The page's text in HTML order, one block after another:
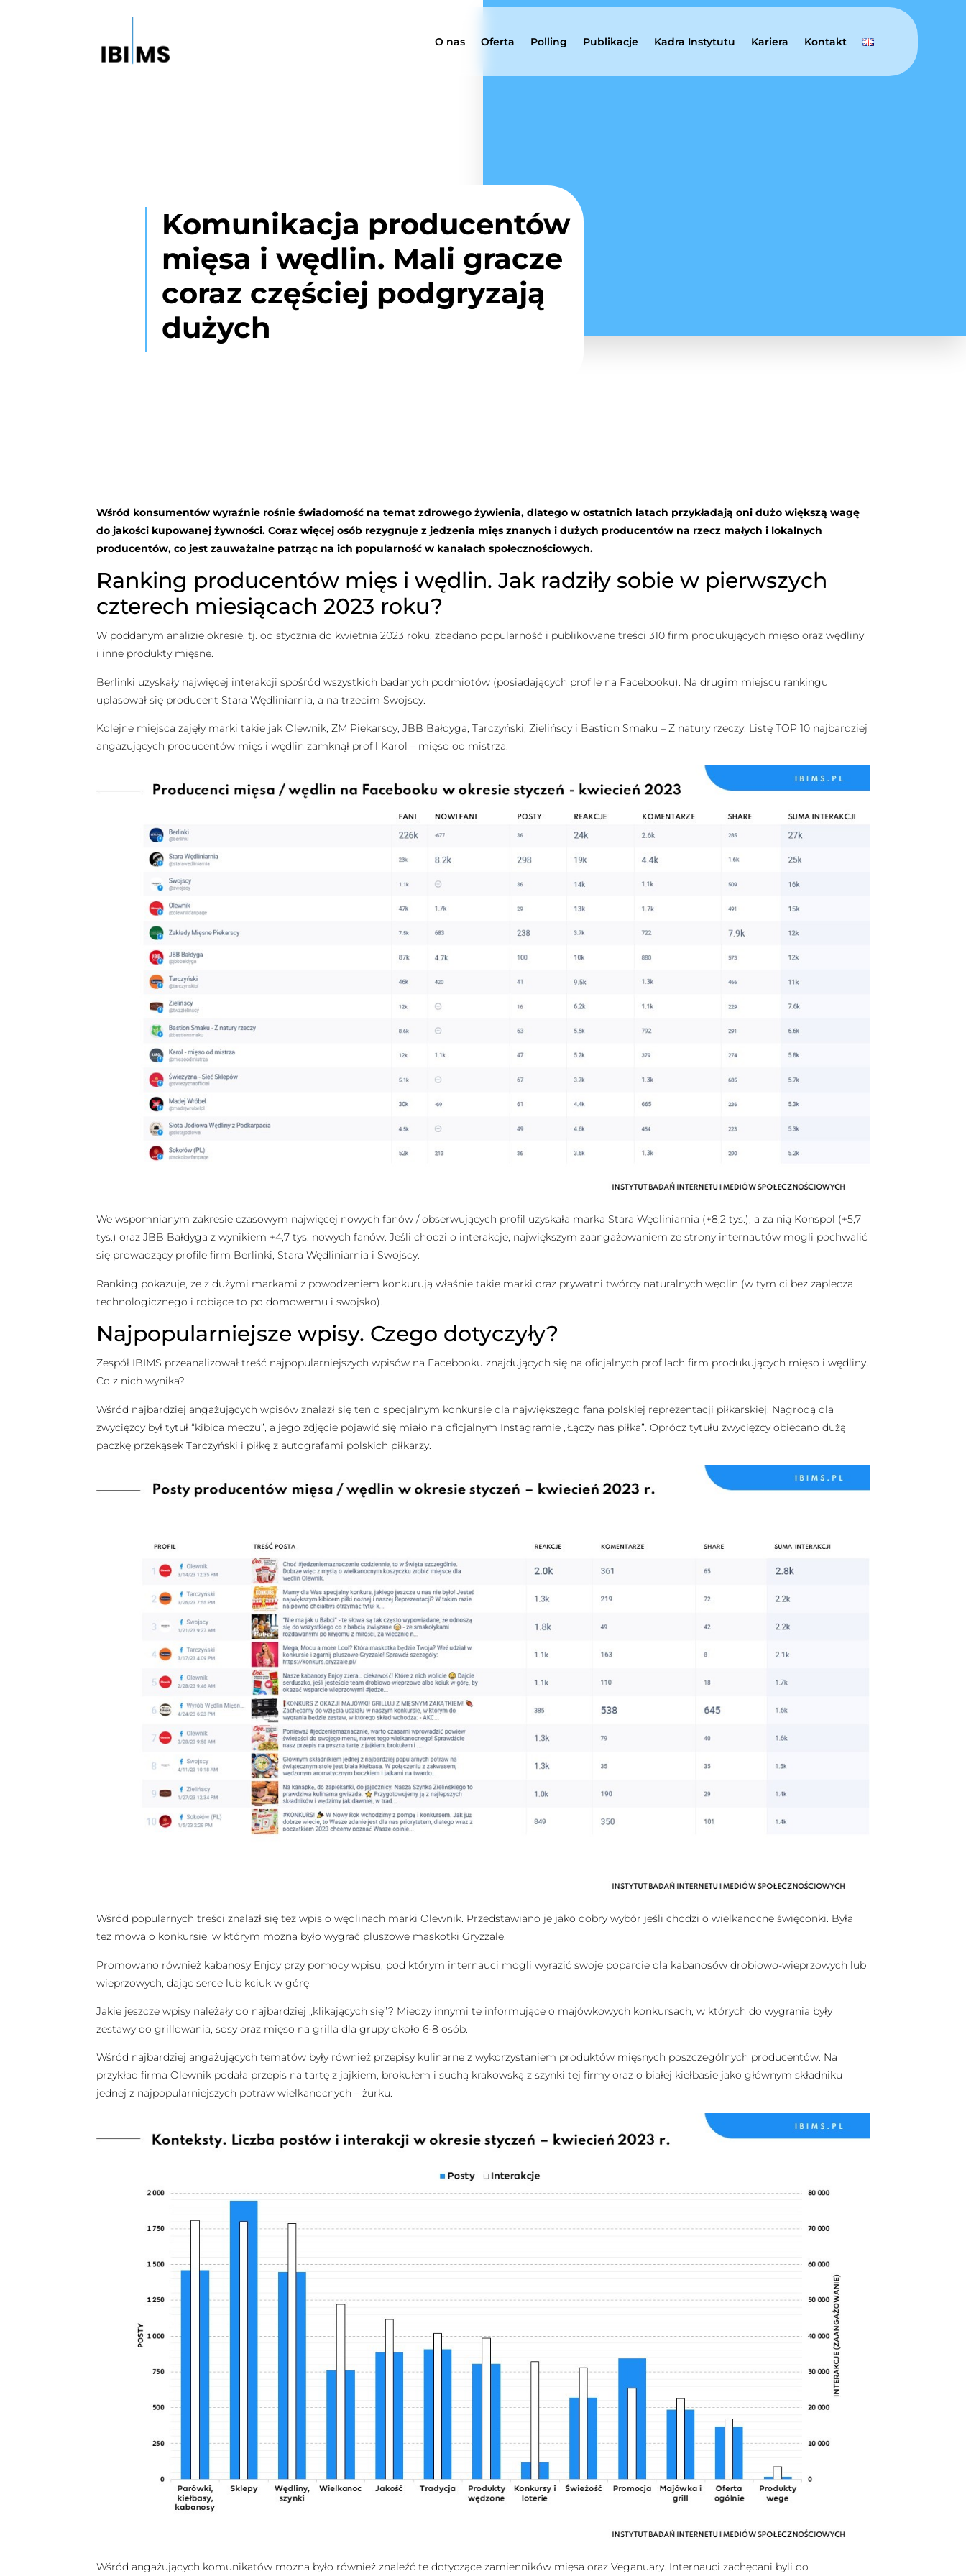
O nas Oferta Polling Publikacje Kadra Instytutu Kariera Kontakt
Komunikacja producentów
mięsa i wędlin. Mali gracze
coraz częściej podgryzają
dużych
Wśród konsumentów wyraźnie rośnie świadomość na temat zdrowego żywienia, dlatego w ostatnich latach przykładają oni dużo większą wagę
do jakości kupowanej żywności. Coraz więcej osób rezygnuje z jedzenia mięs znanych i dużych producentów na rzecz małych i lokalnych
producentów, co jest zauważalne patrząc na ich popularność w kanałach społecznościowych.
Ranking producentów mięs i wędlin. Jak radziły sobie w pierwszych
czterech miesiącach 2023 roku?
W poddanym analizie okresie, tj. od stycznia do kwietnia 2023 roku, zbadano popularność i publikowane treści 310 firm produkujących mięso oraz wędliny
i inne produkty mięsne.
Berlinki uzyskały najwięcej interakcji spośród wszystkich badanych podmiotów (posiadających profile na Facebooku). Na drugim miejscu rankingu
uplasował się producent Stara Wędliniarnia, a na trzecim Swojscy.
Kolejne miejsca zajęły marki takie jak Olewnik, ZM Piekarscy, JBB Bałdyga, Tarczyński, Zielińscy i Bastion Smaku – Z natury rzeczy. Listę TOP 10 najbardziej
angażujących producentów mięs i wędlin zamknął profil Karol – mięso od mistrza.
We wspomnianym zakresie czasowym najwięcej nowych fanów / obserwujących profil uzyskała marka Stara Wędliniarnia (+8,2 tys.), a za nią Konspol (+5,7
tys.) oraz JBB Bałdyga z wynikiem +4,7 tys. nowych fanów. Jeśli chodzi o interakcje, największym zaangażowaniem ze strony internautów mogli pochwalić
się prowadzący profile firm Berlinki, Stara Wędliniarnia i Swojscy.
Ranking pokazuje, że z dużymi markami z powodzeniem konkurują właśnie takie marki oraz prywatni twórcy naturalnych wędlin (w tym ci bez zaplecza
technologicznego i robiące to po domowemu i swojsko).
Najpopularniejsze wpisy. Czego dotyczyły?
Zespół IBIMS przeanalizował treść najpopularniejszych wpisów na Facebooku znajdujących się na oficjalnych profilach firm produkujących mięso i wędliny.
Co z nich wynika?
Wśród najbardziej angażujących wpisów znalazł się ten o specjalnym konkursie dla największego fana polskiej reprezentacji piłkarskiej. Nagrodą dla
zwycięzcy był tytuł “kibica meczu”, a jego zdjęcie pojawić się miało na oficjalnym Instagramie „Łączy nas piłka”. Oprócz tytułu zwycięzcy obiecano dużą
paczkę przekąsek Tarczyński i piłkę z autografami polskich piłkarzy.
Wśród popularnych treści znalazł się też wpis o wędlinach marki Olewnik. Przedstawiano je jako dobry wybór jeśli chodzi o wielkanocne święconki. Była
też mowa o konkursie, w którym można było wygrać pluszowe maskotki Gryzzale.
Promowano również kabanosy Enjoy przy pomocy wpisu, pod którym internauci mogli wyrazić swoje poparcie dla kabanosów drobiowo-wieprzowych lub
wieprzowych, dając serce lub kciuk w górę.
Jakie jeszcze wpisy należały do najbardziej „klikających się”? Miedzy innymi te informujące o majówkowych konkursach, w których do wygrania były
zestawy do grillowania, sosy oraz mięso na grilla dla grupy około 6-8 osób.
Wśród najbardziej angażujących tematów były również przepisy kulinarne z wykorzystaniem produktów mięsnych poszczególnych producentów. Na
przykład firma Olewnik podała przepis na tartę z jajkiem, brokułem i suchą krakowską z szynki tej firmy oraz o białej kiełbasie jako głównym składniku
jednej z najpopularniejszych potraw wielkanocnych – żurku.
Wśród angażujących komunikatów można było również znaleźć te dotyczące zamienników mięsa oraz Veganuary. Internauci zachęcani byli do